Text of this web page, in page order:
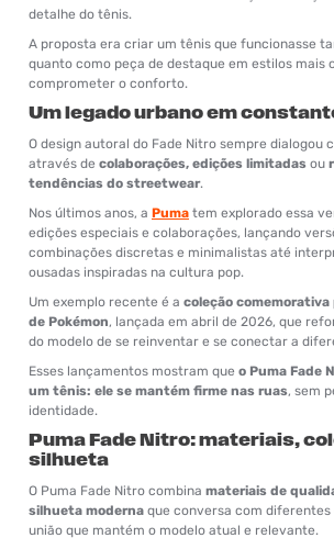
detalhe do tênis.
A proposta era criar um tênis que funcionasse
quanto como peça de destaque em estilos mais
comprometer o conforto.
Um legado urbano em
O design autoral do Fade Nitro sempre dialogou
através de colaborações, edições limitadas ou
tendências do streetwear.
Nos últimos anos, a Puma tem explorado essa
edições especiais e colaborações, lançando
combinações discretas e minimalistas até
ousadas inspiradas na cultura pop.
Um exemplo recente é a coleção comemorativa
de Pokémon, lançada em abril de 2026, que
do modelo de se reinventar e se conectar a
Esses lançamentos mostram que o Puma Fade
um tênis: ele se mantém firme nas ruas, sem
identidade.
Puma Fade Nitro: materiais,
silhueta
O Puma Fade Nitro combina materiais de
silhueta moderna que conversa com diferentes
união que mantém o modelo atual e relevante.